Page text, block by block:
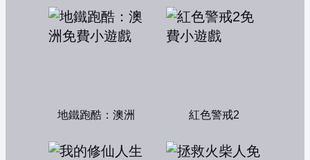
地鐵跑酷：澳洲 紅色警戒2